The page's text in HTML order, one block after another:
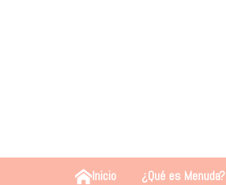
Inicio ¿Qué es Menuda?